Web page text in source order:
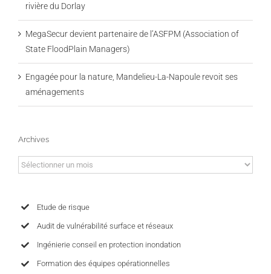
rivière du Dorlay
MegaSecur devient partenaire de l’ASFPM (Association of
State FloodPlain Managers)
Engagée pour la nature, Mandelieu-La-Napoule revoit ses
aménagements
Archives
Archives
Etude de risque
Audit de vulnérabilité surface et réseaux
Ingénierie conseil en protection inondation
Formation des équipes opérationnelles